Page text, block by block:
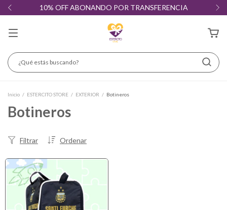
10% OFF ABONANDO POR TRANSFERENCIA
Inicio / ESTERCITO STORE / EXTERIOR / Botineros
Botineros
Ordenar
Filtrar